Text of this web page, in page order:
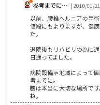
参考までに… | 2010/01/21
以前、腰椎ヘルニアの手
値段にもよりますが、健
た。
退院後もリハビリの為に
日通ってました。
病院設備ゃ地域によって
考までに。
腰は本当に大切な場所で
ね。